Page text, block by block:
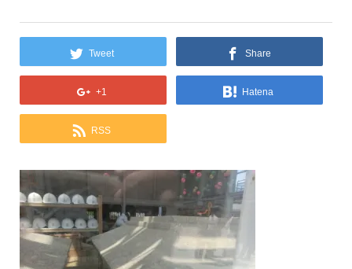
Tweet Share
+1 Hatena
RSS